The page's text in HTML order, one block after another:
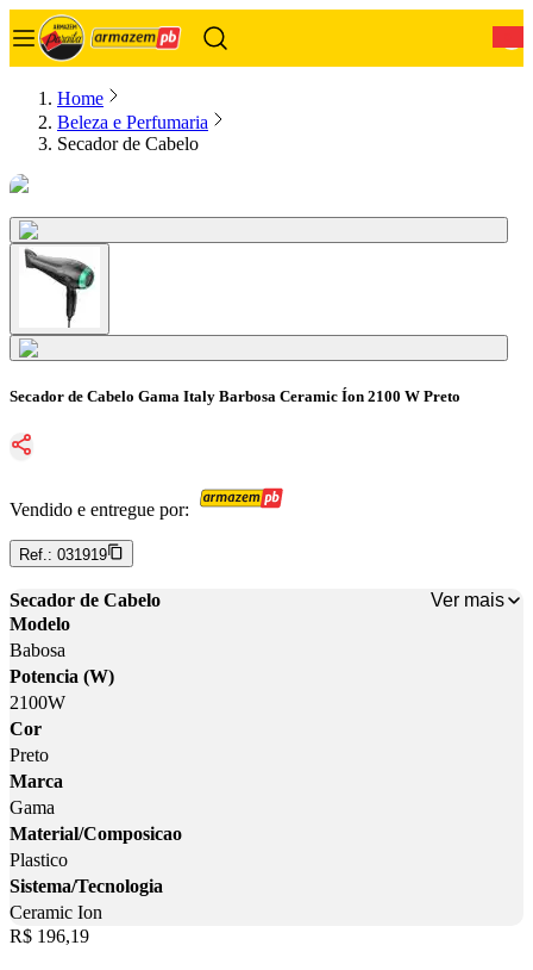
Home
Beleza e Perfumaria
Secador de Cabelo
Secador de Cabelo Gama Italy Barbosa Ceramic Íon 2100 W Preto
Vendido e entregue por:
Ref.: 031919
Secador de Cabelo
Ver mais
Modelo
Babosa
Potencia (W)
2100W
Cor
Preto
Marca
Gama
Material/Composicao
Plastico
Sistema/Tecnologia
Ceramic Ion
Price:
R$ 196,19